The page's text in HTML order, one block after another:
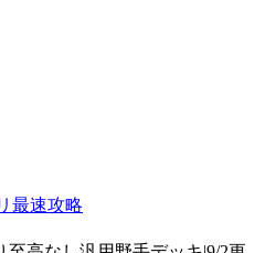
最速攻略